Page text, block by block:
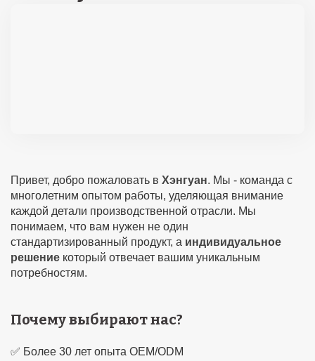
Привет, добро пожаловать в Хэнгуан. Мы - команда с
многолетним опытом работы, уделяющая внимание
каждой детали производственной отрасли. Мы
понимаем, что вам нужен не один
стандартизированный продукт, а индивидуальное
решение который отвечает вашим уникальным
потребностям.
Почему выбирают нас?
✅ Более 30 лет опыта OEM/ODM